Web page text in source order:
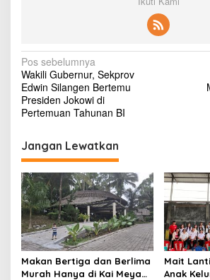
N
a
v
i
g
a
s
i
p
o
s
Pos sebelumnya
Wakili Gubernur, Sekprov
Edwin Silangen Bertemu
Presiden Jokowi di
Pertemuan Tahunan BI
Jangan Lewatkan
Makan Bertiga dan Berlima
Murah Hanya di Kai Meya
Mait
Anak